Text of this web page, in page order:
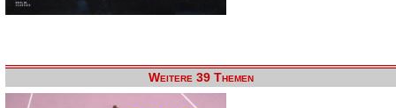
Weitere 39 Themen